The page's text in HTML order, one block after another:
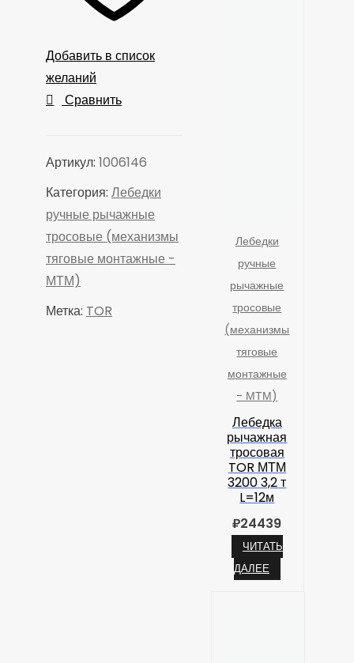
Добавить в список
желаний
Сравнить
Артикул: 1006146
Категория: Лебедки
ручные рычажные
тросовые (механизмы
тяговые монтажные -
МТМ)
Метка: TOR
Лебедки
ручные
рычажные
тросовые
(механизмы
тяговые
монтажные
- МТМ)
Лебедка
рычажная
тросовая
TOR МТМ
3200 3,2 т
L=12м
₽24439
ЧИТАТЬ
ДАЛЕЕ